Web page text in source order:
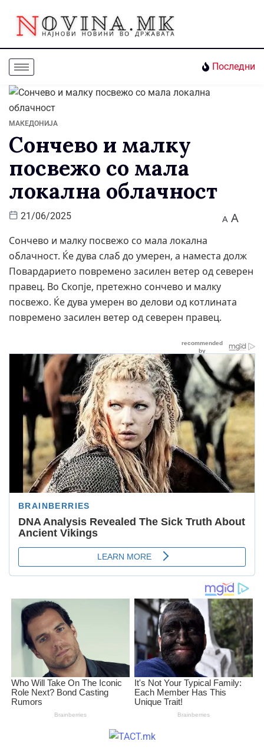
Последни
МАКЕДОНИЈА
Сончево и малку
посвежо со мала
локална облачност
21/06/2025 A A
Сончево и малку посвежо со мала локална
облачност. Ќе дува слаб до умерен, а наместа долж
Повардарието повремено засилен ветер од северен
правец. Во Скопје, претежно сончево и малку
посвежо. Ќе дува умерен во делови од котлината
повремено засилен ветер од северен правец.